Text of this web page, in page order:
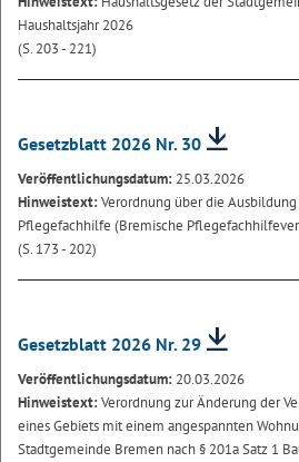
Haushaltsjahr 2026
(S. 203 - 221)
Gesetzblatt 2026 Nr. 30
Veröffentlichungsdatum: 25.03.2026
Hinweistext:Verordnung über die
Pflegefachhilfe (Bremische
(S. 173 - 202)
Gesetzblatt 2026 Nr. 29
Veröffentlichungsdatum: 20.03.2026
Hinweistext:Verordnung zur Änderung der
eines Gebiets mit einem angespannten
Stadtgemeinde Bremen nach § 201a Satz 1